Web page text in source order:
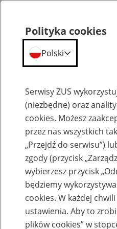
Szkolenia
Zaproś ZUS do
Polityka cookies
Polski
Serwisy ZUS
(niezbędne) oraz
cookies. Możesz
przez nas wszystkich
„Przejdź do serwisu”)
zgody (przycisk
wybierzesz przycisk
będziemy
cookies. W każdej
ustawienia. Aby to
plików cookies” w